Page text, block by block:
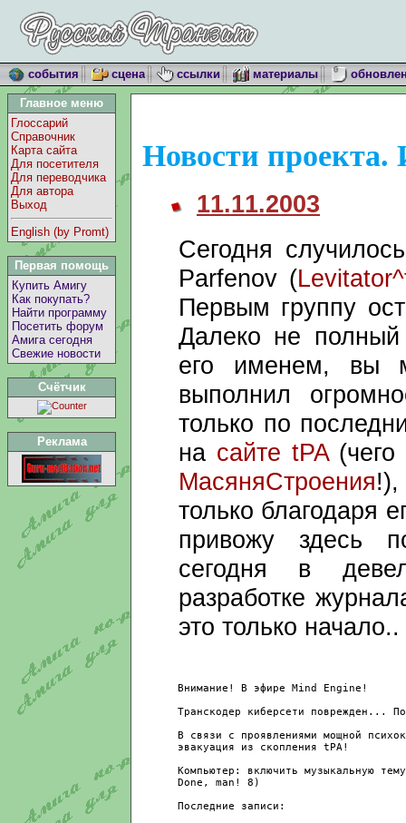
события сцена ссылки материалы
Главное меню
Глоссарий
Справочник
Карта сайта
Для посетителя
Для переводчика
Для автора
Выход
English (by Promt)
Первая помощь
Купить Амигу
Как покупать?
Найти программу
Посетить форум
Амига сегодня
Свежие новости
Счётчик
Реклама
Новости проекта.
11.11.2003
Сегодня
Parfenov (
Первым группу
Далеко не полный
его именем, вы
выполнил
только по
на сайте tPA(чего
МасяняСтроения!),
только благодаря
привожу здесь
сегодня в
разработке
это только начало..
Внимание! В эфире Mind Engine!
Транскодер киберсети поврежден...
В связи с проявлениями мощной
эвакуация из скопления tPA!
Koмпьютер: включить музыкальную
Done, man! 8)
Последние записи: